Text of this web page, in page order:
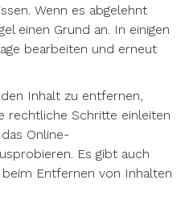
Wenn es abgelehnt
einen Grund an. In einigen
bearbeiten und erneut
Inhalt zu entfernen,
rechtliche Schritte einleiten
Online-
Es gibt auch
Entfernen von Inhalten